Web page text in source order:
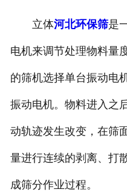
立体河北环保筛是
电机来调节处理物料量
的筛机选择单台振动电
振动电机。物料进入之
动轨迹发生改变，在筛
量进行连续的剥离、打
成筛分作业过程。